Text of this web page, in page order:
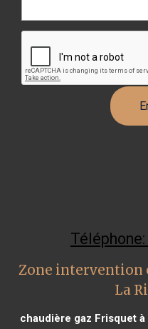
Zone intervention
La
chaudière gaz Frisquet à